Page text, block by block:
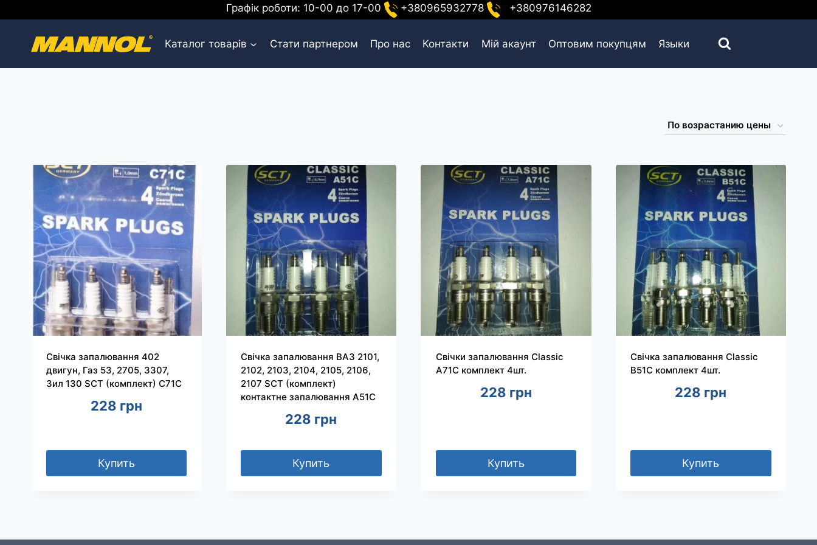
содержимому
Графік роботи: 10-00 до 17-00 +380965932778 +380976146282
Каталог товарів Стати партнером Про нас Контакти Мій акаунт Оптовим покупцям Языки
Свічка запалювання 402
двигун, Газ 53, 2705, 3307,
Зил 130 SCT (комплект) C71C
228 грн
Купить
Свічка запалювання ВАЗ 2101,
2102, 2103, 2104, 2105, 2106,
2107 SCT (комплект)
контактне запалювання A51C
228 грн
Купить
Свічки запалювання Classic
A71C комплект 4шт.
228 грн
Купить
Свічка запалювання Classic
B51C комплект 4шт.
228 грн
Купить